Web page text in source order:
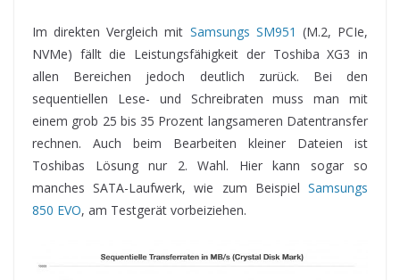
Im direkten Vergleich mit Samsungs SM951 (M.2, PCIe,
NVMe) fällt die Leistungsfähigkeit der Toshiba XG3 in
allen Bereichen jedoch deutlich zurück. Bei den
sequentiellen Lese- und Schreibraten muss man mit
einem grob 25 bis 35 Prozent langsameren Datentransfer
rechnen. Auch beim Bearbeiten kleiner Dateien ist
Toshibas Lösung nur 2. Wahl. Hier kann sogar so
manches SATA-Laufwerk, wie zum Beispiel Samsungs
850 EVO, am Testgerät vorbeiziehen.